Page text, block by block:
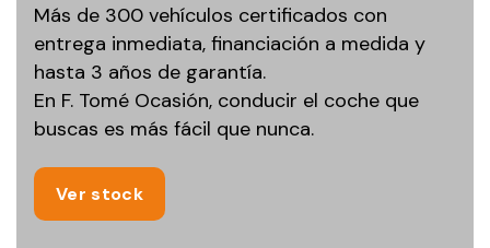
Más de 300 vehículos certificados con
entrega inmediata, financiación a medida y
hasta 3 años de garantía.
En F. Tomé Ocasión, conducir el coche que
buscas es más fácil que nunca.
Ver stock